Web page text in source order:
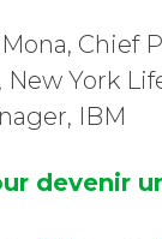
Chief
New York
IBM
devenir